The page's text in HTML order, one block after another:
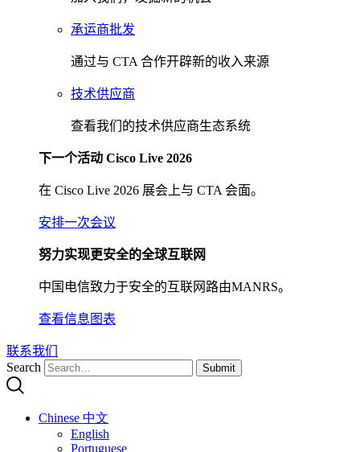
承运商批发
通过与 CTA 合作开辟新的收入来源
技术供应商
查看我们的技术供应商生态系统
下一个活动 Cisco Live 2026
在 Cisco Live 2026 展会上与 CTA 会面。
安排一次会议
努力实现更安全的全球互联网
中国电信致力于安全的互联网路由MANRS。
查看信息图表
联系我们
Search
Submit
Chinese 中文
English
Portuguese